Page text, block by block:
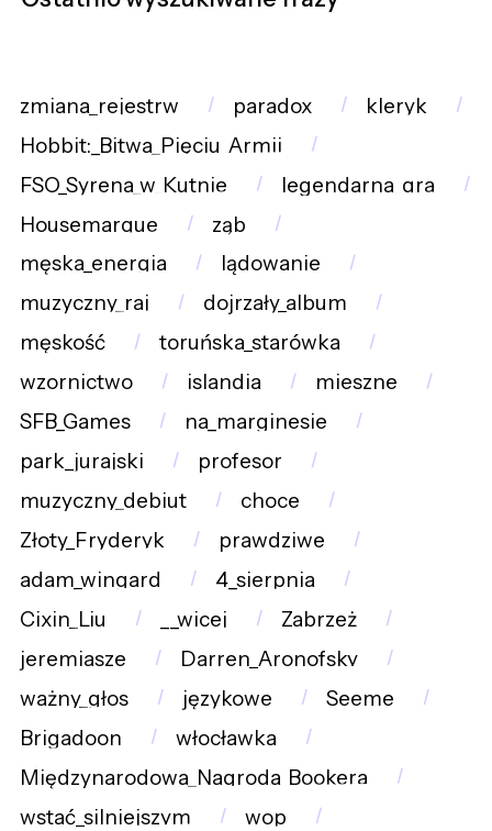
zmiana_rejestrw paradox
kleryk
Hobbit:_Bitwa_Pięciu_Armii
FSO_Syrena_w_Kutnie
legendarna_gra
Housemarque
ząb
męska_energia
lądowanie
muzyczny_raj
dojrzały_album
męskość
toruńska_starówka
wzornictwo
islandia
mieszne
SFB_Games
na_marginesie
park_jurajski
profesor
muzyczny_debiut
choce
Złoty_Fryderyk
prawdziwe
adam_wingard
4_sierpnia
Cixin_Liu
__wicej
Zabrzeż
jeremiasze
Darren_Aronofsky
ważny_głos
językowe
Seeme
Brigadoon
włocławka
Międzynarodowa_Nagroda_Bookera
wstać_silniejszym
wop